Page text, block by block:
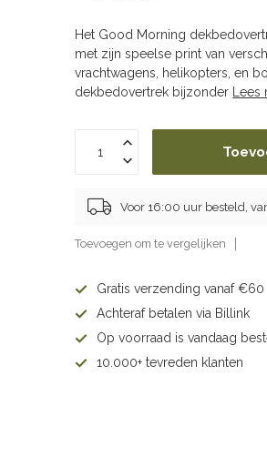
Het Good Morning
met zijn speelse print van
vrachtwagens, helikopters, en
dekbedovertrek bijzonder
Voor 16:00 uur besteld,
Toevoegen om te vergelijken
Gratis verzending vanaf €60
Achteraf betalen via Billink
Op voorraad is vandaag
10.000+ tevreden klanten